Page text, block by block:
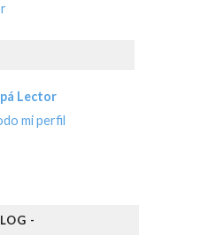
Lector
mi perfil
-